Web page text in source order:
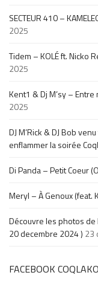
SECTEUR 410 –
2025
Tidem – KOLÉ ft. Nicko
2025
Kent1 & Dj M’sy –
2025
DJ M’Rick & DJ Bob
enflammer la soirée
Di Panda – Petit Coeur
Meryl – À Genoux (feat.
Découvre les photos de
20 decembre 2024 ) 23
FACEBOOK